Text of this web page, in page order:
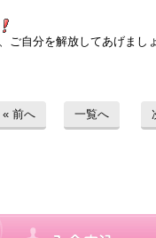
ご自分を解放してあげまし
« 前へ 一覧へ